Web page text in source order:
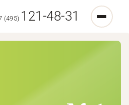
(495) 121-48-31